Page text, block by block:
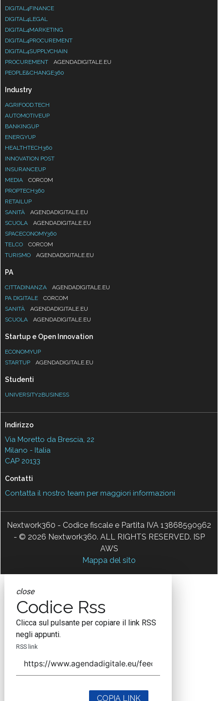
DIGITAL4FINANCE
DIGITAL4LEGAL
DIGITAL4MARKETING
DIGITAL4PROCUREMENT
DIGITAL4SUPPLYCHAIN
PROCUREMENT
AGENDADIGITALE.EU
PEOPLE&CHANGE360
Industry
AGRIFOOD.TECH
AUTOMOTIVEUP
BANKINGUP
ENERGYUP
HEALTHTECH360
INNOVATION POST
INSURANCEUP
MEDIA
CORCOM
PROPTECH360
RETAILUP
SANITÀ
AGENDADIGITALE.EU
SCUOLA
AGENDADIGITALE.EU
SPACECONOMY360
TELCO
CORCOM
TURISMO
AGENDADIGITALE.EU
PA
CITTADINANZA
AGENDADIGITALE.EU
PA DIGITALE
CORCOM
SANITÀ
AGENDADIGITALE.EU
SCUOLA
AGENDADIGITALE.EU
Startup e Open Innovation
ECONOMYUP
STARTUP
AGENDADIGITALE.EU
Studenti
UNIVERSITY2BUSINESS
Indirizzo
Via Moretto da Brescia, 22
Milano - Italia
CAP 20133
Contatti
Contatta il nostro team per maggiori informazioni
Nextwork360 - Codice fiscale e Partita IVA 13868590962
- © 2026 Nextwork360. ALL RIGHTS RESERVED. ISP
AWS
Mappa del sito
close
Codice Rss
Clicca sul pulsante per copiare il link RSS
negli appunti.
RSS link
COPIA LINK